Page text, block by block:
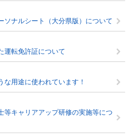
ソナルシート（大分県版）について
運転免許証について
用途に使われています！
等キャリアアップ研修の実施等につ